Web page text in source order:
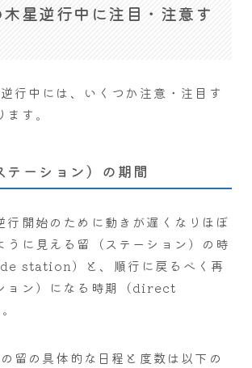
星逆行中に注目・注意す
行中には、いくつか注意・注目す
す。
テーション）の期間
行開始のために動きが遅くなりほぼ
うに見える留（ステーション）の時
station）と、順行に戻るべく再
ョン）になる時期（direct
留の具体的な日程と度数は以下の